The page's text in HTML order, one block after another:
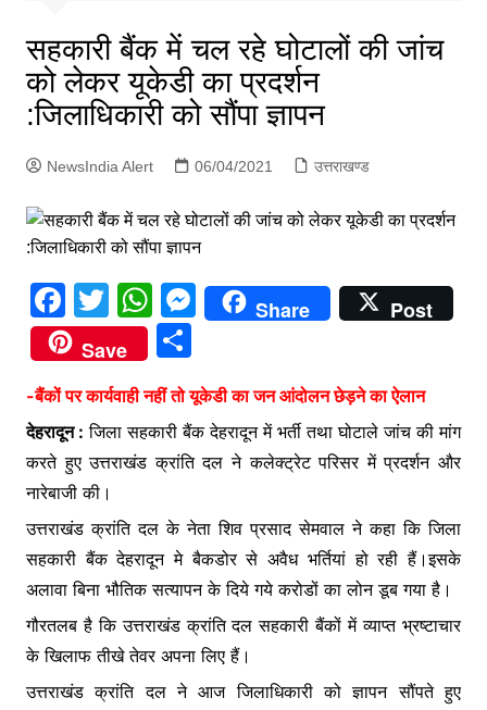
सहकारी बैंक में चल रहे घोटालों की जांच
को लेकर यूकेडी का प्रदर्शन
:जिलाधिकारी को सौंपा ज्ञापन
NewsIndia Alert 06/04/2021 उत्तराखण्ड
F
a
c
e
b
o
o
k
T
w
itt
er
W
h
at
s
A
p
p
M
e
s
e
n
er
Share
Post
Save
S
h
ar
e
-बैंकों पर कार्यवाही नहीं तो यूकेडी का जन आंदोलन छेड़ने का ऐलान
देहरादून : जिला सहकारी बैंक देहरादून में भर्ती तथा घोटाले जांच की मांग
करते हुए उत्तराखंड क्रांति दल ने कलेक्ट्रेट परिसर में प्रदर्शन और
नारेबाजी की।
उत्तराखंड क्रांति दल के नेता शिव प्रसाद सेमवाल ने कहा कि जिला
सहकारी बैंक देहरादून मे बैकडोर से अवैध भर्तियां हो रही हैं।इसके
अलावा बिना भौतिक सत्यापन के दिये गये करोडों का लोन डूब गया है।
गौरतलब है कि उत्तराखंड क्रांति दल सहकारी बैंकों में व्याप्त भ्रष्टाचार
के खिलाफ तीखे तेवर अपना लिए हैं।
उत्तराखंड क्रांति दल ने आज जिलाधिकारी को ज्ञापन सौंपते हुए